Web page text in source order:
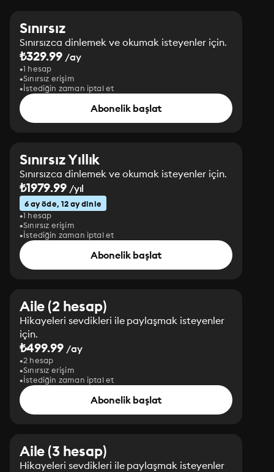
Sınırsız
Sınırsızca dinlemek ve okumak isteyenler için.
₺329.99 /ay
1 hesap
Sınırsız erişim
İstediğin zaman iptal et
Abonelik başlat
Sınırsız Yıllık
Sınırsızca dinlemek ve okumak isteyenler için.
₺1979.99/yıl
6 ay öde, 12 ay dinle
1 hesap
Sınırsız erişim
İstediğin zaman iptal et
Abonelik başlat
Aile (2 hesap)
Hikayeleri sevdikleri ile paylaşmak isteyenler
için.
₺499.99 /ay
2 hesap
Sınırsız erişim
İstediğin zaman iptal et
Abonelik başlat
Aile (3 hesap)
Hikayeleri sevdikleri ile paylaşmak isteyenler